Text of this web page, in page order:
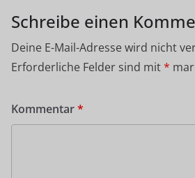
Schreibe einen
Deine E-Mail-Adresse wird nicht
Erforderliche Felder sind mit*
Kommentar*